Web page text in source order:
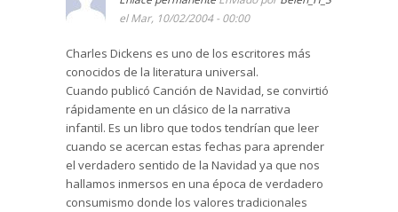
el Mar, 10/02/2004 - 00:00
Charles Dickens es uno de los escritores más
conocidos de la literatura universal.
Cuando publicó Canción de Navidad, se convirtió
rápidamente en un clásico de la narrativa
infantil. Es un libro que todos tendrían que leer
cuando se acercan estas fechas para aprender
el verdadero sentido de la Navidad ya que nos
hallamos inmersos en una época de verdadero
consumismo donde los valores tradicionales